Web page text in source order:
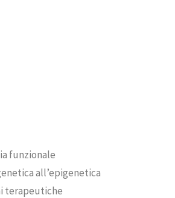
funzionale
all’epigenetica
terapeutiche